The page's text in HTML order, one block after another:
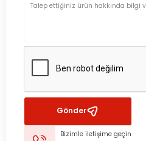
Gönder
Bizimle iletişime geçin